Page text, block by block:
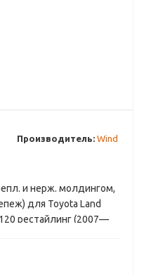
Производитель: Wind
и нерж. молдингом,
для Toyota Land
рестайлинг (2007—